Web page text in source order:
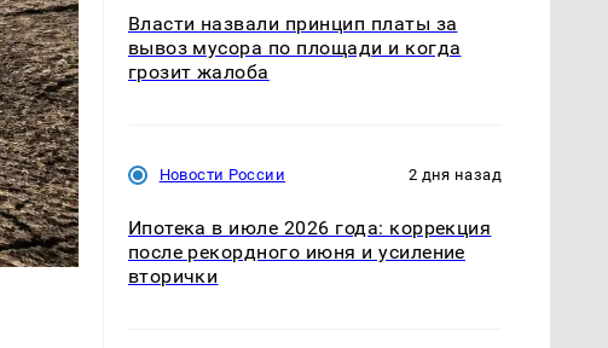
Власти назвали принцип платы за
вывоз мусора по площади и когда
грозит жалоба
Новости России 2 дня назад
Ипотека в июле 2026 года: коррекция
после рекордного июня и усиление
вторички